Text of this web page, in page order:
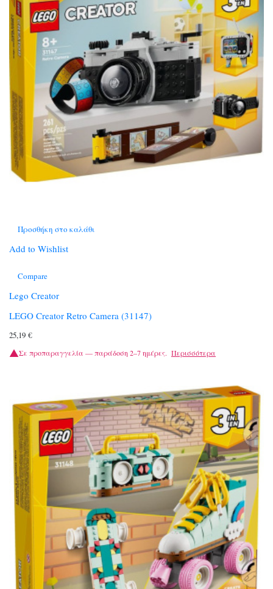
Προσθήκη στο καλάθι
Add to Wishlist
Compare
Lego Creator
LEGO Creator Retro Camera (31147)
25,19 €
Σε προπαραγγελία — παράδοση 2–7 ημέρες. Περισσότερα